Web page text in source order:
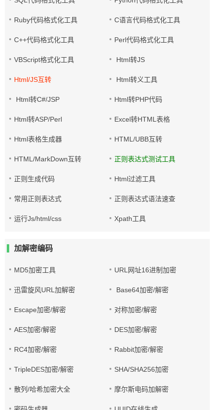
Ruby代码格式化工具 C语言代码格式化工具
C++代码格式化工具 Perl代码格式化工具
VBScript格式化工具 Html转JS
Html/JS互转 Html转义工具
Html转C#/JSP Html转PHP代码
Html转ASP/Perl Excel转HTML表格
Html表格生成器 HTML/UBB互转
HTML/MarkDown互转 正则表达式测试工具
正则生成代码 Html过滤工具
常用正则表达式 正则表达式语法速查
运行Js/html/css Xpath工具
加解密编码
MD5加密工具 URL网址16进制加密
迅雷旋风URL加解密 Base64加密/解密
Escape加密/解密 对称加密/解密
AES加密/解密 DES加密/解密
RC4加密/解密 Rabbit加密/解密
TripleDES加密/解密 SHA/SHA256加密
散列/哈希加密大全 摩尔斯电码加解密